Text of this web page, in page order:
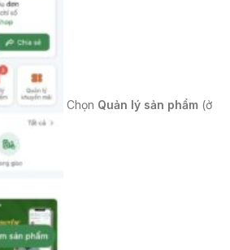
Chọn Quản lý sản phẩm (ở